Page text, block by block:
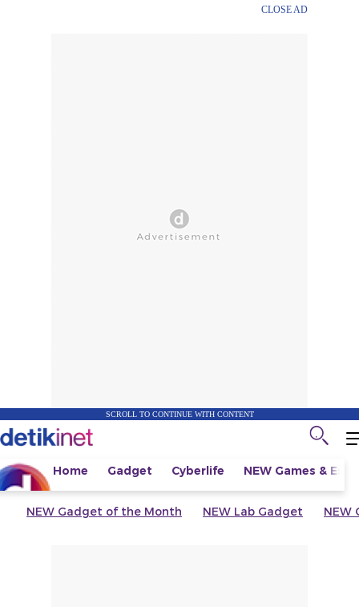
CLOSE AD
SCROLL TO CONTINUE WITH CONTENT
Home Gadget Cyberlife NEW Games &
NEW Gadget of the Month NEW Lab Gadget NEW